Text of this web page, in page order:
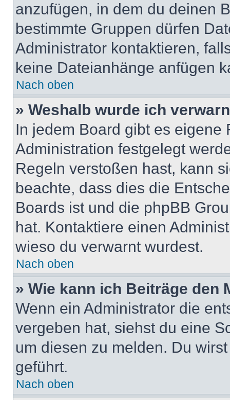
anzufügen, in dem du deinen
bestimmte Gruppen dürfen
Administrator kontaktieren,
keine Dateianhänge anfügen
Nach oben
» Weshalb wurde ich
In jedem Board gibt es
Administration festgelegt
Regeln verstoßen hast, kann
beachte, dass dies die
Boards ist und die phpBB
hat. Kontaktiere einen
wieso du verwarnt wurdest.
Nach oben
» Wie kann ich Beiträge den
Wenn ein Administrator die
vergeben hat, siehst du eine
um diesen zu melden. Du
geführt.
Nach oben